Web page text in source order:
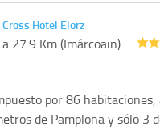
Cross Hotel Elorz
a 27.9 Km (Imárcoain)
por 86 habitaciones,
de Pamplona y sólo 3